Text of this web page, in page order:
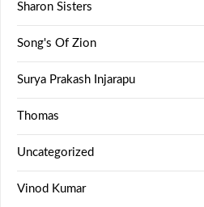
Sharon Sisters
Song's Of Zion
Surya Prakash Injarapu
Thomas
Uncategorized
Vinod Kumar